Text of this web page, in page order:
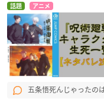
話題 アニメ
五条悟死んじゃったの